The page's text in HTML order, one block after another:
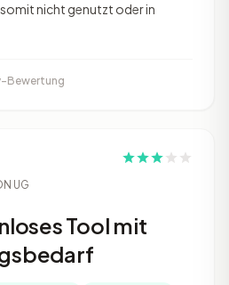
nicht genutzt oder in
Bewertung
UG
Tool mit